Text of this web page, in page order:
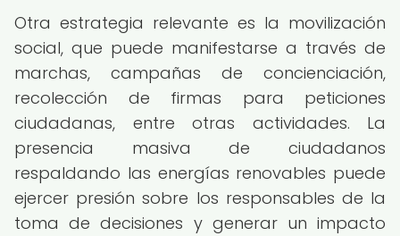
Otra estrategia relevante es la movilización
social, que puede manifestarse a través de
marchas, campañas de concienciación,
recolección de firmas para peticiones
ciudadanas, entre otras actividades. La
presencia masiva de ciudadanos
respaldando las energías renovables puede
ejercer presión sobre los responsables de la
toma de decisiones y generar un impacto